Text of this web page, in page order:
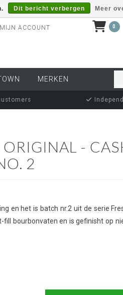
MIJN ACCOUNT 0
MERKEN
-
2
en het is batch nr.2 uit de serie
fill bourbonvaten en is gefinisht op
Dit bericht verbergen Meer